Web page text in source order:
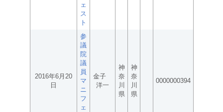
ェ
ス
ト
2016年6月20
日
参
議
院
議
員
マ
ニ
フ
ェ
金子
洋一
神
奈
川
県
神
奈
川
県
0000000394